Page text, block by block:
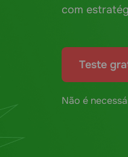
com
Teste
Não é